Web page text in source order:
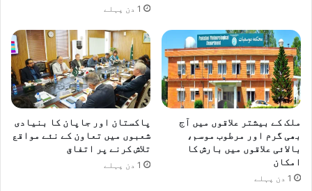
ر
م
ا
ی
ہ
ک
ا
ر
ی
ب
ڑ
ل
ئ
ے
ک
و
ش
ی
ں
ج
ا
1 دن پہلے
ملک کے بیشتر علاقوں میں آج
بھی گرم اور مرطوب موسم،
بالائی علاقوں میں بارش کا
امکان
1 دن پہلے
پاکستان اور جاپان کا بنیادی
شعبوں میں تعاون کے نئے مواقع
تلاش کرنے پر اتفاق
1 دن پہلے